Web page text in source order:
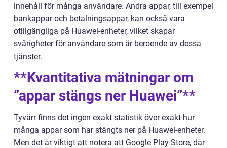
innehåll för många användare. Andra appar, till exempel
bankappar och betalningsappar, kan också vara
otillgängliga på Huawei-enheter, vilket skapar
svårigheter för användare som är beroende av dessa
tjänster.
**Kvantitativa mätningar om
”appar stängs ner Huawei”**
Tyvärr finns det ingen exakt statistik över exakt hur
många appar som har stängts ner på Huawei-enheter.
Men det är viktigt att notera att Google Play Store, där